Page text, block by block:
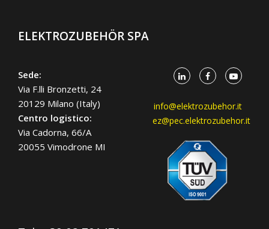
ELEKTROZUBEHÖR SPA
Sede:
Via F.lli Bronzetti, 24
20129 Milano (Italy)
Centro logistico:
Via Cadorna, 66/A
20055 Vimodrone MI
info@elektrozubehor.it
ez@pec.elektrozubehor.it